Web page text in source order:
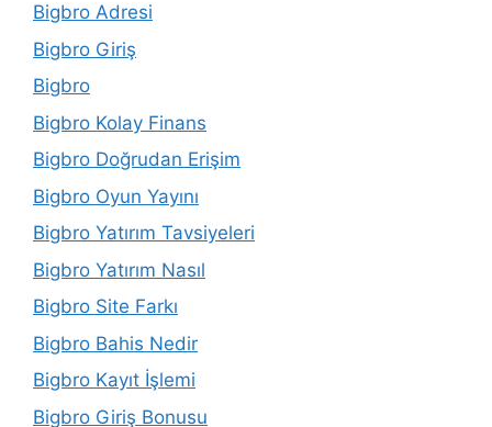
Bigbro Adresi
Bigbro Giriş
Bigbro
Bigbro Kolay Finans
Bigbro Doğrudan Erişim
Bigbro Oyun Yayını
Bigbro Yatırım Tavsiyeleri
Bigbro Yatırım Nasıl
Bigbro Site Farkı
Bigbro Bahis Nedir
Bigbro Kayıt İşlemi
Bigbro Giriş Bonusu